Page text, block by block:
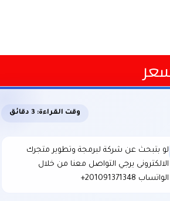
وقت القراءة: 3 دقائق
لو بتبحث عن شركة لبرمجة وتطوير متجرك
الالكترونى يرجي التواصل معنا من خلال
الواتساب ⁦+201091371348⁩